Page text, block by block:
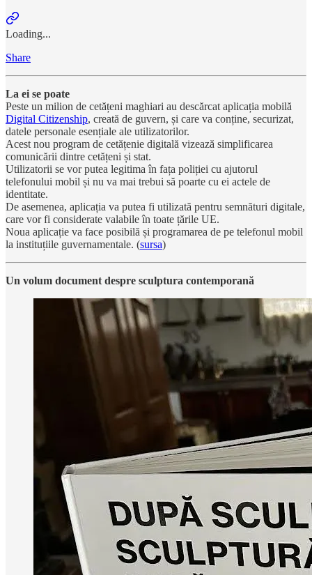
Loading...
Share
La ei se poate
Peste un milion de cetățeni maghiari au descărcat aplicația mobilă
Digital Citizenship, creată de guvern, și care va conține, securizat,
datele personale esențiale ale utilizatorilor.
Acest nou program de cetățenie digitală vizează simplificarea
comunicării dintre cetățeni și stat.
Utilizatorii se vor putea legitima în fața poliției cu ajutorul
telefonului mobil și nu va mai trebui să poarte cu ei actele de
identitate.
De asemenea, aplicația va putea fi utilizată pentru semnături digitale,
care vor fi considerate valabile în toate țările UE.
Noua aplicație va face posibilă și programarea de pe telefonul mobil
la instituțiile guvernamentale. (sursa)
Un volum document despre sculptura contemporană